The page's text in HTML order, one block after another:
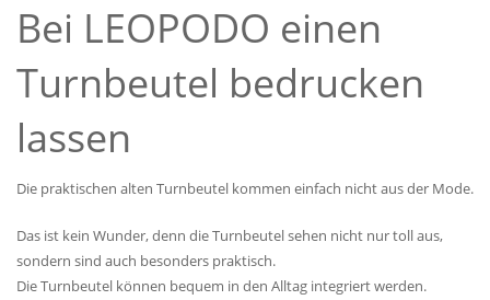
Bei LEOPODO einen
Turnbeutel bedrucken
lassen
Die praktischen alten Turnbeutel kommen einfach nicht aus der Mode.
Das ist kein Wunder, denn die Turnbeutel sehen nicht nur toll aus,
sondern sind auch besonders praktisch.
Die Turnbeutel können bequem in den Alltag integriert werden.